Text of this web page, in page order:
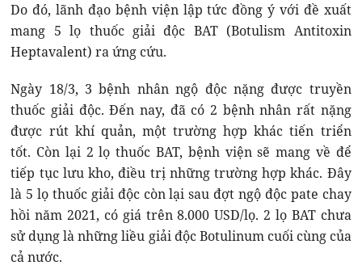
Do đó, lãnh đạo bệnh viện lập tức đồng ý với đề xuất
mang 5 lọ thuốc giải độc BAT (Botulism Antitoxin
Heptavalent) ra ứng cứu.
Ngày 18/3, 3 bệnh nhân ngộ độc nặng được truyền
thuốc giải độc. Đến nay, đã có 2 bệnh nhân rất nặng
được rút khí quản, một trường hợp khác tiến triển
tốt. Còn lại 2 lọ thuốc BAT, bệnh viện sẽ mang về để
tiếp tục lưu kho, điều trị những trường hợp khác. Đây
là 5 lọ thuốc giải độc còn lại sau đợt ngộ độc pate chay
hồi năm 2021, có giá trên 8.000 USD/lọ. 2 lọ BAT chưa
sử dụng là những liều giải độc Botulinum cuối cùng của
cả nước.